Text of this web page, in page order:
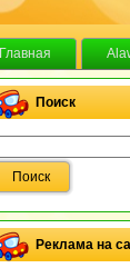
Главная
Поиск
Реклама на